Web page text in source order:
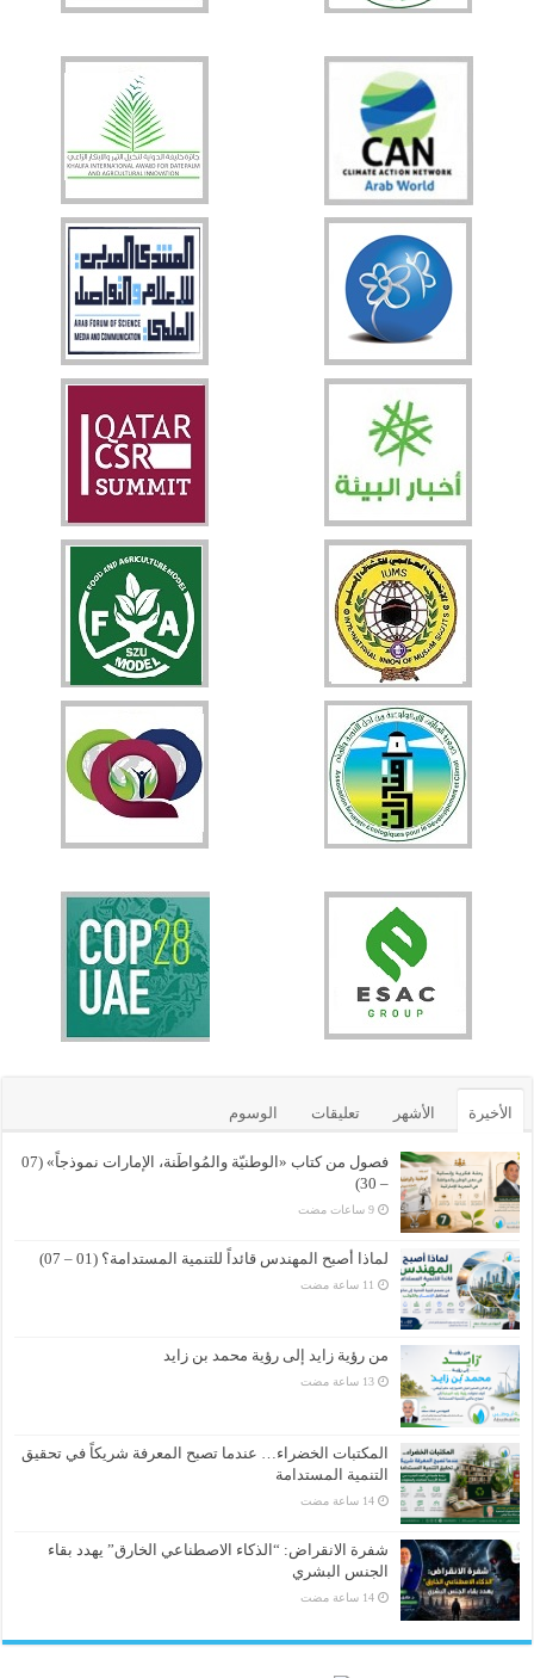
الأخيرة الأشهر تعليقات الوسوم
فصول من كتاب «الوطنيّة والمُواطَنة، الإمارات نموذجاً» (07
– 30)
لماذا أصبح المهندس قائداً للتنمية المستدامة؟ (01 – 07)
من رؤية زايد إلى رؤية محمد بن زايد
المكتبات الخضراء… عندما تصبح المعرفة شريكاً في تحقيق
التنمية المستدامة
شفرة الانقراض: “الذكاء الاصطناعي الخارق” يهدد بقاء
الجنس البشري